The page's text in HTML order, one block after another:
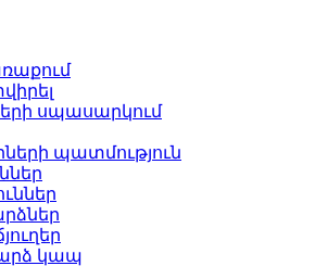
սպասարկում
պատմություն
կապ